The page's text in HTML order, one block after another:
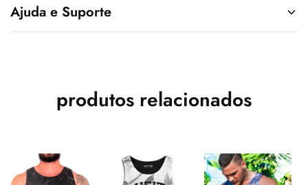
Ajuda e Suporte
produtos relacionados